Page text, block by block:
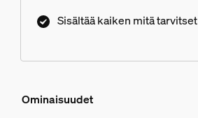
Sisältää kaiken mitä tarvitset
Ominaisuudet